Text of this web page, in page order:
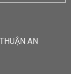
AN